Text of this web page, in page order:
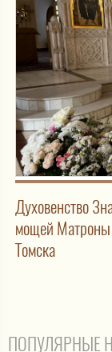
Духовенство
мощей Матроны
Томска
ПОПУЛЯРНЫЕ